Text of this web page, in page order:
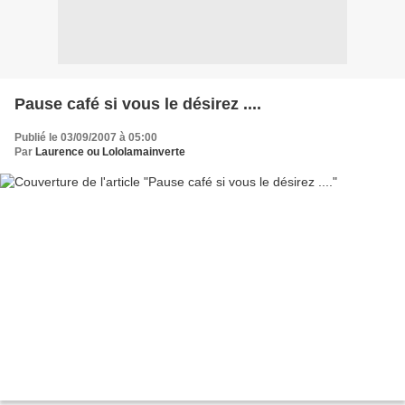
Pause café si vous le désirez ....
Publié le 03/09/2007 à 05:00
Par Laurence ou Lololamainverte